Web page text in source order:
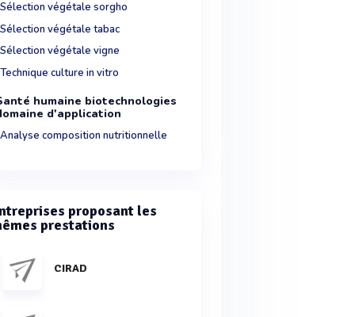
Sélection végétale sorgho
Sélection végétale tabac
Sélection végétale vigne
Technique culture in vitro
humaine biotechnologies
d'application
Analyse composition nutritionnelle
proposant les
prestations
CIRAD